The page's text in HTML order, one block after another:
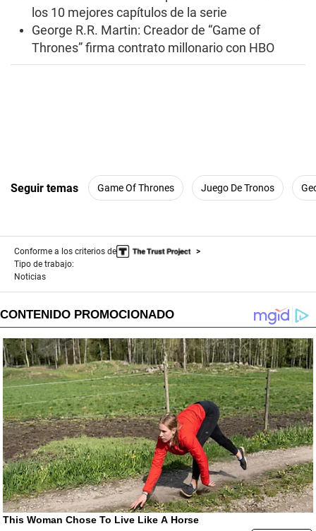
los 10 mejores capítulos de la serie
George R.R. Martin: Creador de “Game of
Thrones” firma contrato millonario con HBO
Seguir temas Game Of Thrones Juego De Tronos
Conforme a los criterios de
Tipo de trabajo:
Noticias